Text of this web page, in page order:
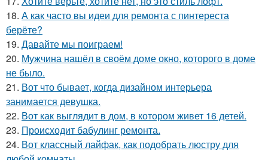
18. А как часто вы идеи для ремонта с пинтереста
берёте?
19. Давайте мы поиграем!
20. Мужчина нашёл в своём доме окно, которого в доме
не было.
21. Вот что бывает, когда дизайном интерьера
занимается девушка.
22. Вот как выглядит в дом, в котором живет 16 детей.
23. Происходит бабулинг ремонта.
24. Вот классный лайфак, как подобрать люстру для